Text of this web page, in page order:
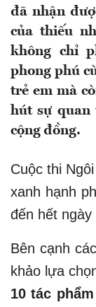
đã nhận
của thiếu
không chỉ
phong phú
trẻ em mà
hút sự quan
cộng đồng.
Cuộc thi
xanh hạnh
đến hết ngày
Bên cạnh
khảo lựa
10 tác